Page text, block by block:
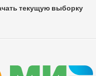
текущую выборку